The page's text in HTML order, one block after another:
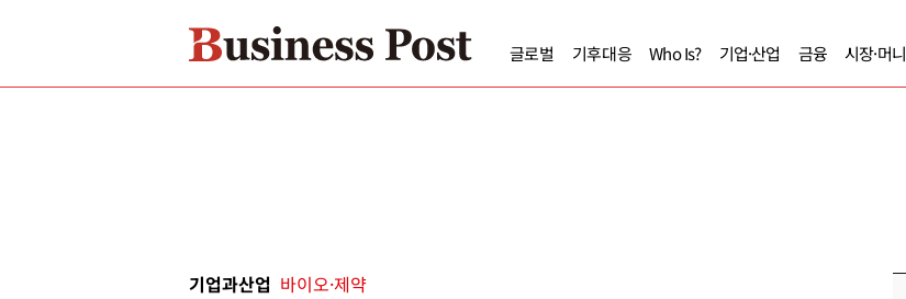
글로벌 기후대응 Who Is? 기업·산업 금융 시장·머니
기업과산업 바이오·제약